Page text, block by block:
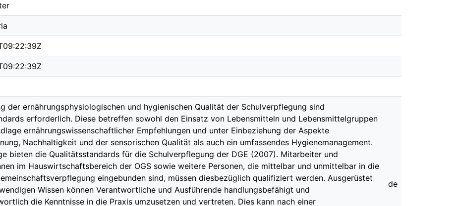
der ernährungsphysiologischen und hygienischen Qualität der Schulverpflegung sind
erforderlich. Diese betreffen sowohl den Einsatz von Lebensmitteln und Lebensmittelgruppen
ernährungswissenschaftlicher Empfehlungen und unter Einbeziehung der Aspekte
Nachhaltigkeit und der sensorischen Qualität als auch ein umfassendes Hygienemanagement.
bieten die Qualitätsstandards für die Schulverpflegung der DGE (2007). Mitarbeiter und
im Hauswirtschaftsbereich der OGS sowie weitere Personen, die mittelbar und unmittelbar in die
eingebunden sind, müssen diesbezüglich qualifiziert werden. Ausgerüstet
Wissen können Verantwortliche und Ausführende handlungsbefähigt und
die Kenntnisse in die Praxis umzusetzen und vertreten. Dies kann nach einer
de